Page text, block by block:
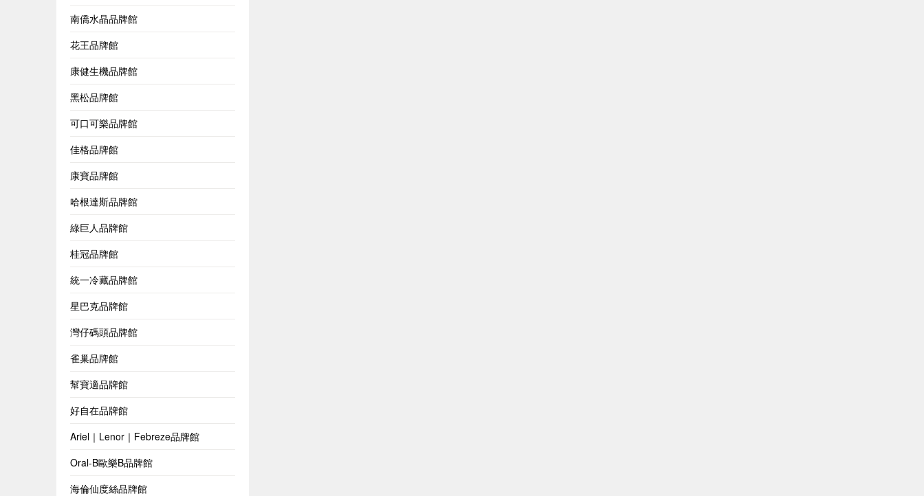
南僑水晶品牌館
花王品牌館
康健生機品牌館
黑松品牌館
可口可樂品牌館
佳格品牌館
康寶品牌館
哈根達斯品牌館
綠巨人品牌館
桂冠品牌館
統一冷藏品牌館
星巴克品牌館
灣仔碼頭品牌館
雀巢品牌館
幫寶適品牌館
好自在品牌館
Ariel｜Lenor｜Febreze品牌館
Oral-B歐樂B品牌館
海倫仙度絲品牌館